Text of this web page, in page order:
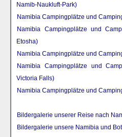
Namib-Naukluft-Park)
Namibia Campingplätze und
Namibia Campingplätze und
Etosha)
Namibia Campingplätze und
Namibia Campingplätze und
Victoria Falls)
Namibia Campingplätze und
Bildergalerie unserer Reise nach
Bildergalerie unsere Namibia und